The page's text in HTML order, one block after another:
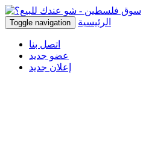
Toggle navigation الرئيسية
اتصل بنا
عضو جديد
إعلان جديد